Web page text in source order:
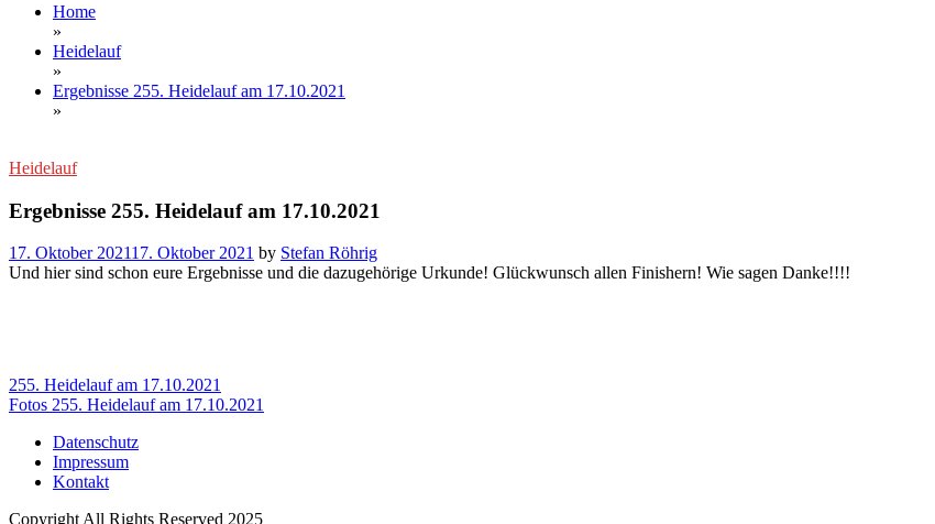
Home
»
Heidelauf
»
Ergebnisse 255. Heidelauf am 17.10.2021
»
Heidelauf
Ergebnisse 255. Heidelauf am 17.10.2021
17. Oktober 202117. Oktober 2021 by Stefan Röhrig
Und hier sind schon eure Ergebnisse und die dazugehörige Urkunde! Glückwunsch allen Finishern! Wie sagen Danke!!!!
Beitragsnavigation
255. Heidelauf am 17.10.2021
Fotos 255. Heidelauf am 17.10.2021
Datenschutz
Impressum
Kontakt
Copyright All Rights Reserved 2025